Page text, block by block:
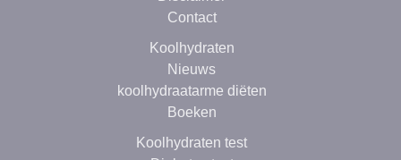
Contact
Koolhydraten
Nieuws
koolhydraatarme diëten
Boeken
Koolhydraten test